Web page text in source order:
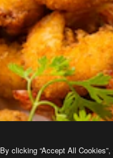
By clicking “Accept All